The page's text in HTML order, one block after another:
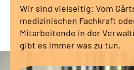
Karriere
Zuweisende &
Wir sind vielseitig: Vom
medizinischen Fachkraft
Mitarbeitende in der
gibt es immer was zu tun.